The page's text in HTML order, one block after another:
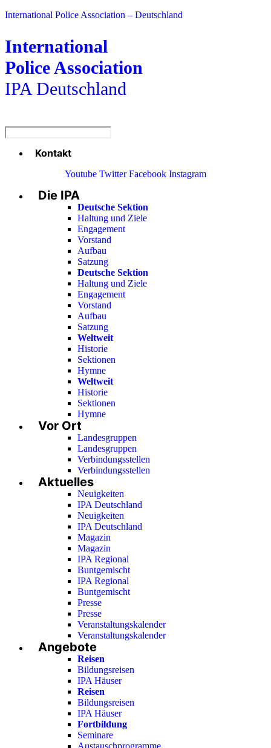
International Police Association – Deutschland
International
Police Association
IPA Deutschland
Menü Kontakt
Youtube Twitter Facebook Instagram
Menu
Die IPA
Deutsche Sektion
Haltung und Ziele
Engagement
Vorstand
Aufbau
Satzung
Deutsche Sektion
Haltung und Ziele
Engagement
Vorstand
Aufbau
Satzung
Weltweit
Historie
Sektionen
Hymne
Weltweit
Historie
Sektionen
Hymne
Vor Ort
Landesgruppen
Landesgruppen
Verbindungsstellen
Verbindungsstellen
Aktuelles
Neuigkeiten
IPA Deutschland
Neuigkeiten
IPA Deutschland
Magazin
Magazin
IPA Regional
Buntgemischt
IPA Regional
Buntgemischt
Presse
Presse
Veranstaltungskalender
Veranstaltungskalender
Angebote
Reisen
Bildungsreisen
IPA Häuser
Reisen
Bildungsreisen
IPA Häuser
Fortbildung
Seminare
Austauschprogramme